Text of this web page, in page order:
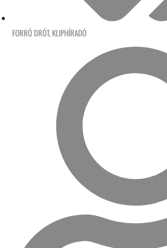
FORRÓ DRÓT, KLIPHÍRADÓ